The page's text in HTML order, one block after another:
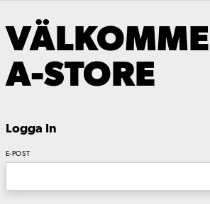
A-STORE
Logga In
E-POST